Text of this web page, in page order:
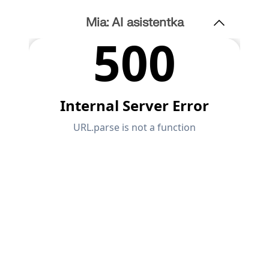
Předplatné a ceny
Mia: AI asistentka